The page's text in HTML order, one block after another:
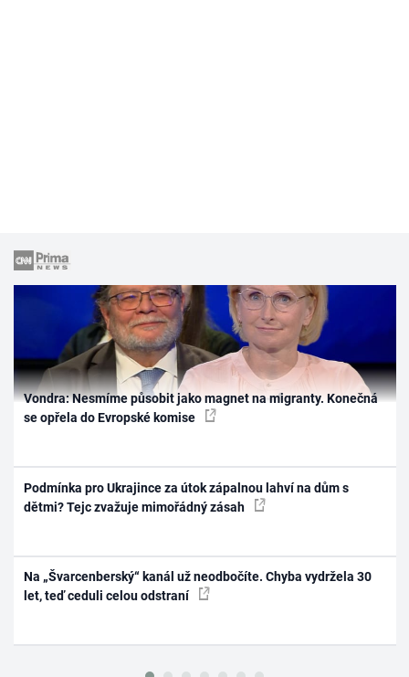
Vondra: Nesmíme působit jako magnet na migranty. Konečná
se opřela do Evropské komise
Podmínka pro Ukrajince za útok zápalnou lahví na dům s
dětmi? Tejc zvažuje mimořádný zásah
Na „Švarcenberský“ kanál už neodbočíte. Chyba vydržela 30
let, teď ceduli celou odstraní